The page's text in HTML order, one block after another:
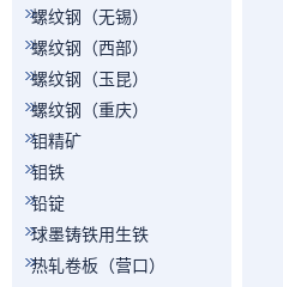
螺纹钢（无锡）
螺纹钢（西部）
螺纹钢（玉昆）
螺纹钢（重庆）
钼精矿
钼铁
铅锭
球墨铸铁用生铁
热轧卷板（营口）